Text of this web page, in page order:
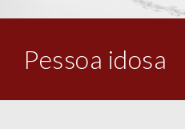
Pessoa idosa